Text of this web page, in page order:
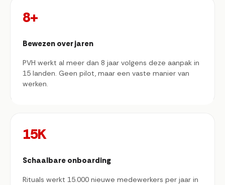
8+
Bewezen over jaren
PVH werkt al meer dan 8 jaar volgens deze aanpak in
15 landen. Geen pilot, maar een vaste manier van
werken.
15K
Schaalbare onboarding
Rituals werkt 15.000 nieuwe medewerkers per jaar in